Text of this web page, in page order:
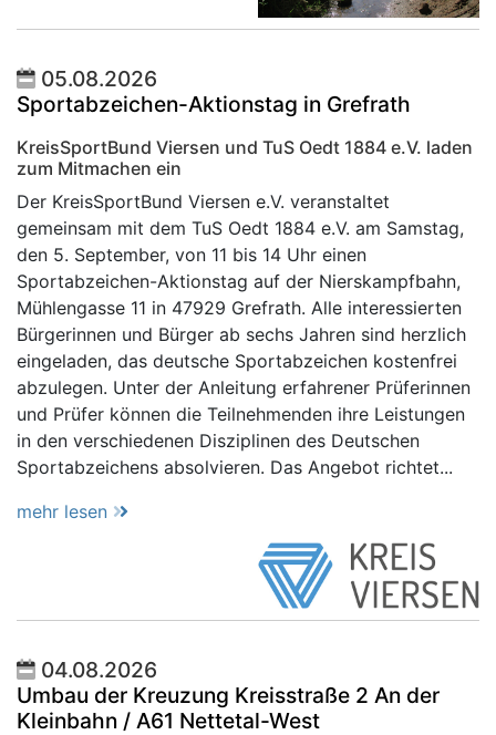
05.08.2026
Sportabzeichen-Aktionstag in Grefrath
KreisSportBund Viersen und TuS Oedt 1884 e.V. laden
zum Mitmachen ein
Der KreisSportBund Viersen e.V. veranstaltet
gemeinsam mit dem TuS Oedt 1884 e.V. am Samstag,
den 5. September, von 11 bis 14 Uhr einen
Sportabzeichen-Aktionstag auf der Nierskampfbahn,
Mühlengasse 11 in 47929 Grefrath. Alle interessierten
Bürgerinnen und Bürger ab sechs Jahren sind herzlich
eingeladen, das deutsche Sportabzeichen kostenfrei
abzulegen. Unter der Anleitung erfahrener Prüferinnen
und Prüfer können die Teilnehmenden ihre Leistungen
in den verschiedenen Disziplinen des Deutschen
Sportabzeichens absolvieren. Das Angebot richtet...
mehr lesen
04.08.2026
Umbau der Kreuzung Kreisstraße 2 An der
Kleinbahn / A61 Nettetal-West